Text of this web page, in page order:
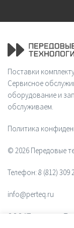
Поставки
Сервисное
оборудование и
обслуживаем.
Политика
© 2026 Передовые
Телефон: 8 (812) 309
info@perteq.ru
ООО "Передовые